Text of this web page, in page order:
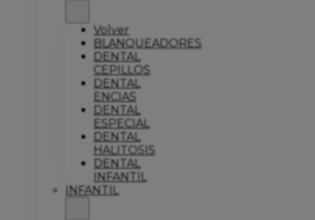
Volver
BLANQUEADORES
DENTAL
CEPILLOS
DENTAL
ENCIAS
DENTAL
ESPECIAL
DENTAL
HALITOSIS
DENTAL
INFANTIL
INFANTIL